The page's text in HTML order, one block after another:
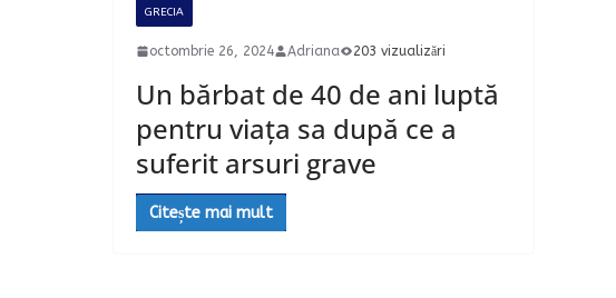
GRECIA
octombrie 26, 2024 Adriana 203 vizualizări
Un bărbat de 40 de ani luptă
pentru viața sa după ce a
suferit arsuri grave
Citește mai mult